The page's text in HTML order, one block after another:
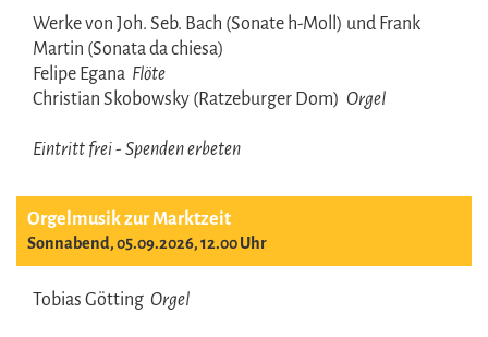
Werke von Joh. Seb. Bach (Sonate h-Moll) und Frank
Martin (Sonata da chiesa)
Felipe Egana Flöte
Christian Skobowsky (Ratzeburger Dom) Orgel
Eintritt frei - Spenden erbeten
Orgelmusik zur Marktzeit
Sonnabend, 05.09.2026, 12.00 Uhr
Tobias Götting Orgel